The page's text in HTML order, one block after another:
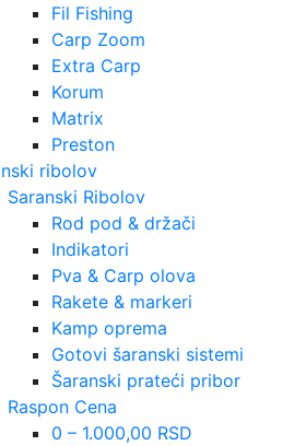
Fil Fishing
Carp Zoom
Extra Carp
Korum
Matrix
Preston
ribolov
Saranski Ribolov
Rod pod & držači
Indikatori
Pva & Carp olova
Rakete & markeri
Kamp oprema
Gotovi šaranski sistemi
Šaranski prateći pribor
Raspon Cena
0 – 1.000,00 RSD